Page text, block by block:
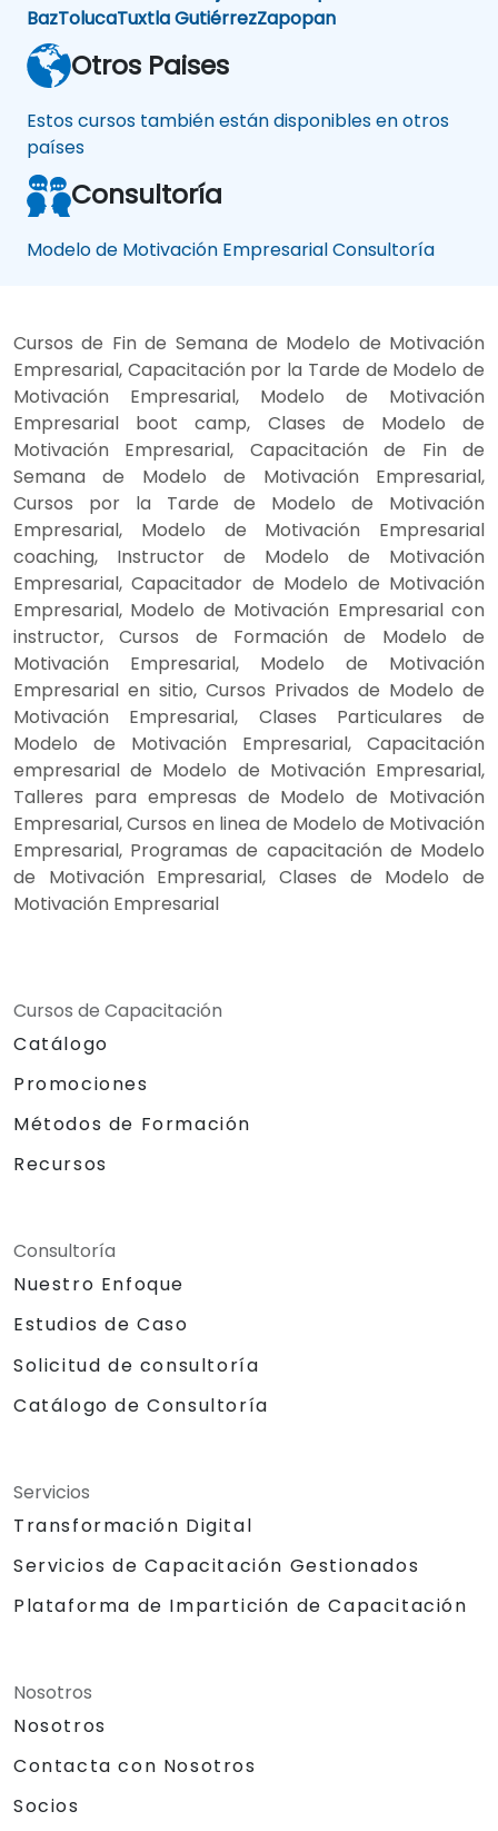
BazTolucaTuxtla GutiérrezZapopan
Otros Paises
Estos cursos también están disponibles en otros
países
Consultoría
Modelo de Motivación Empresarial Consultoría
Cursos de Fin de Semana de Modelo de Motivación
Empresarial, Capacitación por la Tarde de Modelo de
Motivación Empresarial, Modelo de Motivación
Empresarial boot camp, Clases de Modelo de
Motivación Empresarial, Capacitación de Fin de
Semana de Modelo de Motivación Empresarial,
Cursos por la Tarde de Modelo de Motivación
Empresarial, Modelo de Motivación Empresarial
coaching, Instructor de Modelo de Motivación
Empresarial, Capacitador de Modelo de Motivación
Empresarial, Modelo de Motivación Empresarial con
instructor, Cursos de Formación de Modelo de
Motivación Empresarial, Modelo de Motivación
Empresarial en sitio, Cursos Privados de Modelo de
Motivación Empresarial, Clases Particulares de
Modelo de Motivación Empresarial, Capacitación
empresarial de Modelo de Motivación Empresarial,
Talleres para empresas de Modelo de Motivación
Empresarial, Cursos en linea de Modelo de Motivación
Empresarial, Programas de capacitación de Modelo
de Motivación Empresarial, Clases de Modelo de
Motivación Empresarial
Cursos de Capacitación
Catálogo
Promociones
Métodos de Formación
Recursos
Consultoría
Nuestro Enfoque
Estudios de Caso
Solicitud de consultoría
Catálogo de Consultoría
Servicios
Transformación Digital
Servicios de Capacitación Gestionados
Plataforma de Impartición de Capacitación
Nosotros
Nosotros
Contacta con Nosotros
Socios